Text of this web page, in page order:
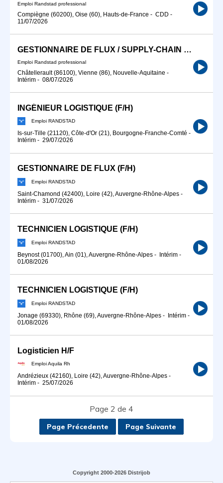
Emploi Randstad professional
Compiègne (60200), Oise (60), Hauts-de-France - CDD -
11/07/2026
GESTIONNAIRE DE FLUX / SUPPLY-CHAIN (F/H)
Emploi Randstad professional
Châtellerault (86100), Vienne (86), Nouvelle-Aquitaine -
Intérim - 08/07/2026
INGÉNIEUR LOGISTIQUE (F/H)
Emploi RANDSTAD
Is-sur-Tille (21120), Côte-d'Or (21), Bourgogne-Franche-Comté -
Intérim - 29/07/2026
GESTIONNAIRE DE FLUX (F/H)
Emploi RANDSTAD
Saint-Chamond (42400), Loire (42), Auvergne-Rhône-Alpes -
Intérim - 31/07/2026
TECHNICIEN LOGISTIQUE (F/H)
Emploi RANDSTAD
Beynost (01700), Ain (01), Auvergne-Rhône-Alpes - Intérim -
01/08/2026
TECHNICIEN LOGISTIQUE (F/H)
Emploi RANDSTAD
Jonage (69330), Rhône (69), Auvergne-Rhône-Alpes - Intérim -
01/08/2026
Logisticien H/F
Emploi Aquila Rh
Andrézieux (42160), Loire (42), Auvergne-Rhône-Alpes -
Intérim - 25/07/2026
Page 2 de 4
Page Précedente Page Suivante
Copyright 2000-2026 Distrijob